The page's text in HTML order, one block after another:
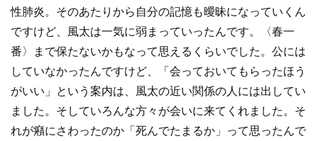
性肺炎。そのあたりから自分の記憶も曖昧になっていくん
ですけど、風太は一気に弱まっていったんです。〈春一
番〉まで保たないかもなって思えるくらいでした。公には
していなかったんですけど、「会っておいてもらったほう
がいい」という案内は、風太の近い関係の人には出してい
ました。そしていろんな方々が会いに来てくれました。そ
れが癪にさわったのか「死んでたまるか」って思ったんで